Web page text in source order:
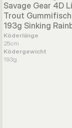
Savage Gear 4D
Trout
193g Sinking
Köderlänge
25cm
Ködergewicht
193g